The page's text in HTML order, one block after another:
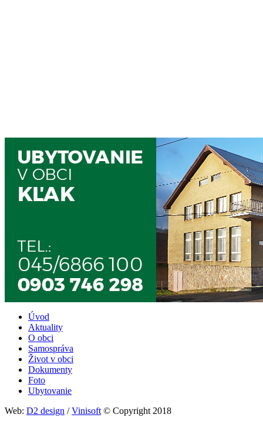
Päta
Úvod
Aktuality
O obci
Samospráva
Život v obci
Dokumenty
Foto
Ubytovanie
Web: D2 design /Vinisoft © Copyright 2018